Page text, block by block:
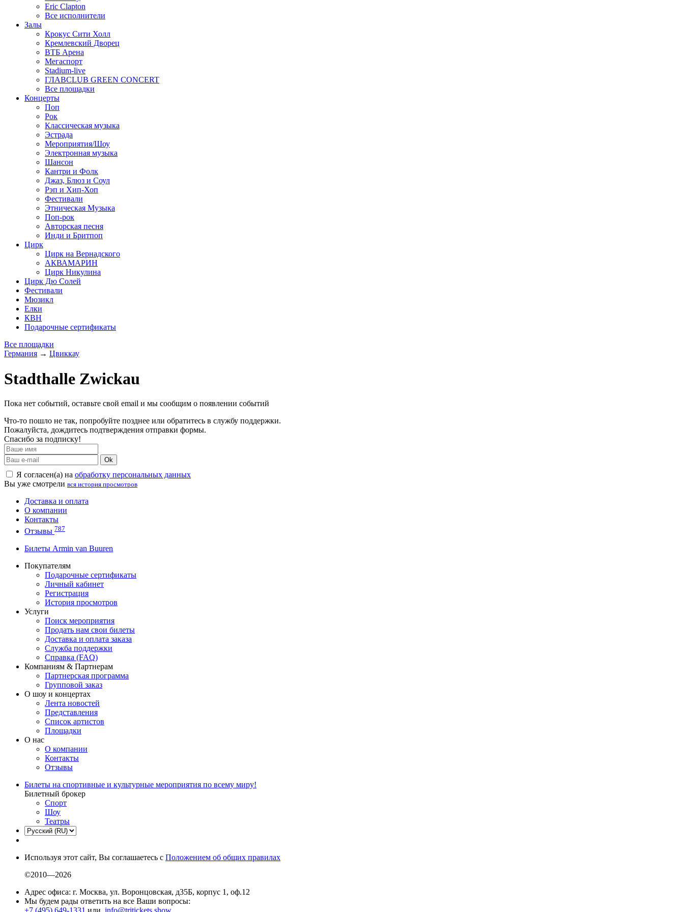
Eric Clapton
Все исполнители
Залы
Крокус Сити Холл
Кремлевский Дворец
ВТБ Арена
Мегаспорт
Stadium-live
ГЛАВCLUB GREEN CONCERT
Все площадки
Концерты
Поп
Рок
Классическая музыка
Эстрада
Мероприятия/Шоу
Электронная музыка
Шансон
Кантри и Фолк
Джаз, Блюз и Соул
Рэп и Хип-Хоп
Фестивали
Этническая Музыка
Поп-рок
Авторская песня
Инди и Бритпоп
Цирк
Цирк на Вернадского
АКВАМАРИН
Цирк Никулина
Цирк Дю Солей
Фестивали
Мюзикл
Елки
КВН
Подарочные сертификаты
Все площадки
Германия → Цвиккау
Stadthalle Zwickau
Пока нет событий, оставьте свой email и мы сообщим о появлении событий
Что-то пошло не так, попробуйте позднее или обратитесь в службу поддержки.
Пожалуйста, дождитесь подтверждения отправки формы.
Спасибо за подписку!
Ok
Я согласен(а) на обработку персональных данных
Вы уже смотрели вся история просмотров
Доставка и оплата
О компании
Контакты
Отзывы 787
Билеты Armin van Buuren
Покупателям
Подарочные сертификаты
Личный кабинет
Регистрация
История просмотров
Услуги
Поиск мероприятия
Продать нам свои билеты
Доставка и оплата заказа
Служба поддержки
Справка (FAQ)
Компаниям & Партнерам
Партнерская программа
Групповой заказ
О шоу и концертах
Лента новостей
Представления
Список артистов
Площадки
О нас
О компании
Контакты
Отзывы
Билеты на спортивные и культурные мероприятия по всему миру!
Билетный брокер
Спорт
Шоу
Театры
Используя этот сайт, Вы соглашаетесь с Положением об общих правилах
©2010—2026
Адрес офиса: г. Москва, ул. Воронцовская, д35Б, корпус 1, оф.12
Мы будем рады ответить на все Ваши вопросы:
+7 (495) 649-1331 или info@tritickets.show